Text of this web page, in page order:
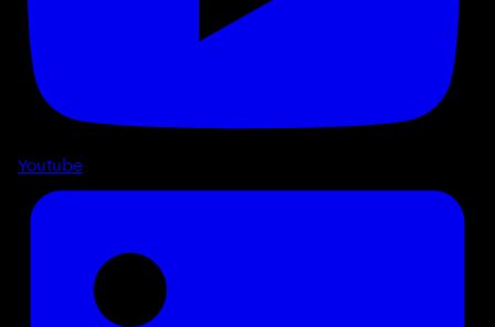
Youtube